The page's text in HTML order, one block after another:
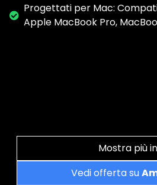
Progettati per Mac:
Apple MacBook Pro,
Mostra più
Vedi offerta su